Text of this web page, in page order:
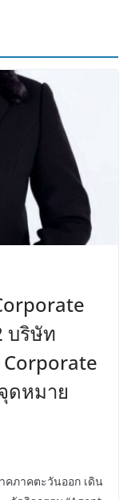
บริษัท
Corporate
ดหมาย
คภาคตะวันออก เดิน